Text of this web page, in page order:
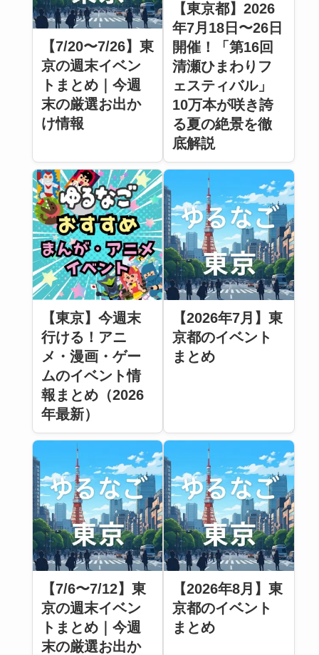
【7/20〜7/26】東
京の週末イベン
トまとめ｜今週
末の厳選お出か
け情報
【東京都】2026
年7月18日〜26日
開催！「第16回
清瀬ひまわりフ
ェスティバル」
10万本が咲き誇
る夏の絶景を徹
底解説
【東京】今週末
行ける！アニ
メ・漫画・ゲー
ムのイベント情
報まとめ（2026
年最新）
【2026年7月】東
京都のイベント
まとめ
【7/6〜7/12】東
京の週末イベン
トまとめ｜今週
末の厳選お出か
【2026年8月】東
京都のイベント
まとめ